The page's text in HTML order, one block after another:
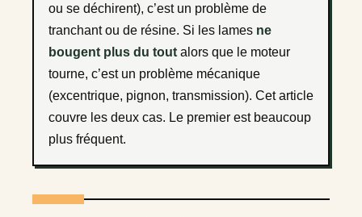
ou se déchirent), c’est un problème de
tranchant ou de résine. Si les lames ne
bougent plus du tout alors que le moteur
tourne, c’est un problème mécanique
(excentrique, pignon, transmission). Cet article
couvre les deux cas. Le premier est beaucoup
plus fréquent.